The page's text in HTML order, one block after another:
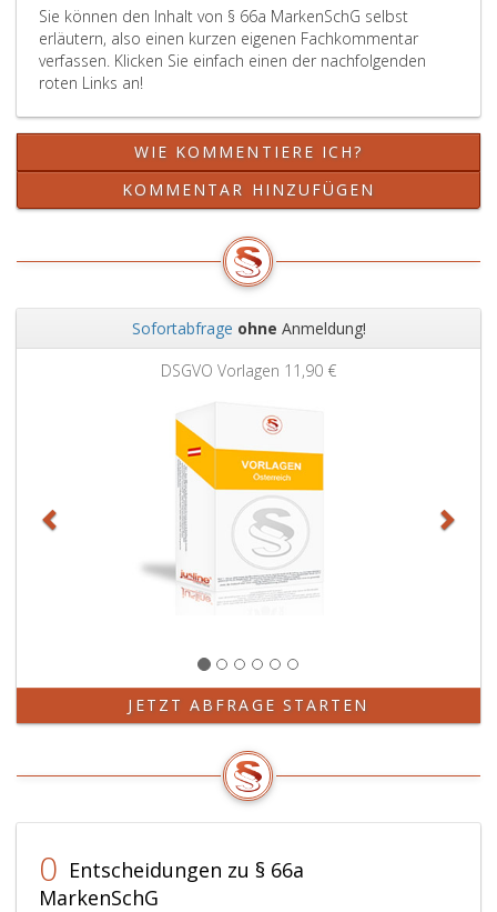
wird.
Löschungsantrag
auf
die
ist
und
der
Inhaber
Gewährleistungsmarke
Markensatzung
so
ändert,
dass
Löschungsgrund
nicht
mehr
besteht.
In
diesen
verfahren
ist
Paragraph
sinngemäß
anzuwenden.
Sie können den Inhalt von § 66a MarkenSchG selbst
erläutern, also einen kurzen eigenen Fachkommentar
verfassen. Klicken Sie einfach einen der nachfolgenden
roten Links an!
WIE KOMMENTIERE ICH?
KOMMENTAR HINZUFÜGEN
Sofortabfrage ohne Anmeldung!
DSGVO Vorlagen 11,90 €
JETZT ABFRAGE STARTEN
0 Entscheidungen zu § 66a
MarkenSchG